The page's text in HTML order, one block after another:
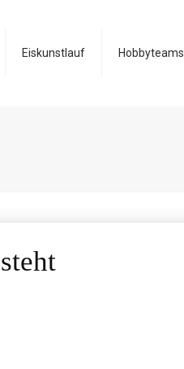
Eiskunstlauf Hobbyteams